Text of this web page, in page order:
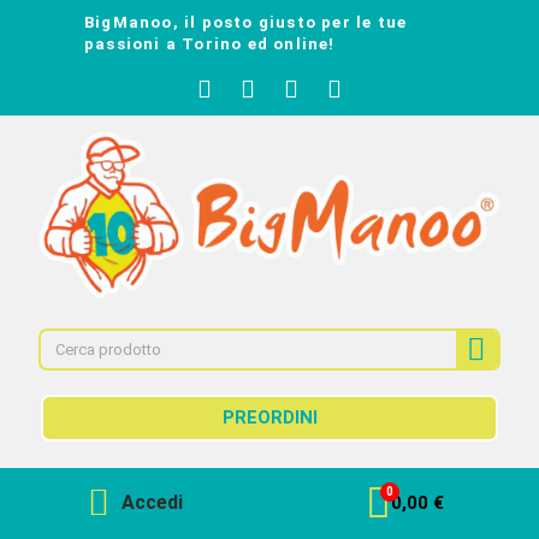
BigManoo, il posto giusto per le tue
passioni a Torino ed online!
PREORDINI
Accedi 0,00 €